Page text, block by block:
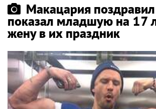
Макацария
показал младшую на 17
жену в их праздник